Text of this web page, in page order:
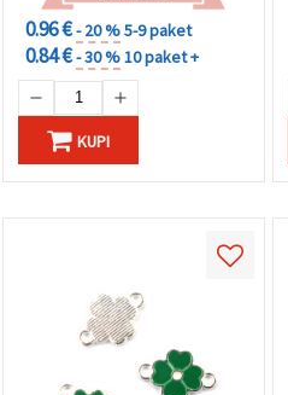
0.96 €- 20 %5-9 paket
0.84 €- 30 %10 paket +
KUPI